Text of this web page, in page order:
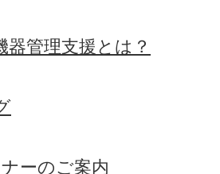
器管理支援とは？
ーのご案内